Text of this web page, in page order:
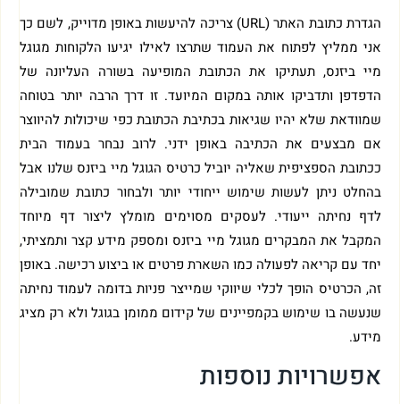
הגדרת כתובת האתר (URL) צריכה להיעשות באופן מדוייק, לשם כך
אני ממליץ לפתוח את העמוד שתרצו לאילו יגיעו הלקוחות מגוגל
מיי ביזנס, תעתיקו את הכתובת המופיעה בשורה העליונה של
הדפדפן ותדביקו אותה במקום המיועד. זו דרך הרבה יותר בטוחה
שמוודאת שלא יהיו שגיאות בכתיבת הכתובת כפי שיכולות להיווצר
אם מבצעים את הכתיבה באופן ידני. לרוב נבחר בעמוד הבית
ככתובת הספציפית שאליה יוביל כרטיס הגוגל מיי ביזנס שלנו אבל
בהחלט ניתן לעשות שימוש ייחודי יותר ולבחור כתובת שמובילה
לדף נחיתה ייעודי. לעסקים מסוימים מומלץ ליצור דף מיוחד
המקבל את המבקרים מגוגל מיי ביזנס ומספק מידע קצר ותמציתי,
יחד עם קריאה לפעולה כמו השארת פרטים או ביצוע רכישה. באופן
זה, הכרטיס הופך לכלי שיווקי שמייצר פניות בדומה לעמוד נחיתה
שנעשה בו שימוש בקמפיינים של קידום ממומן בגוגל ולא רק מציג
מידע.
אפשרויות נוספות